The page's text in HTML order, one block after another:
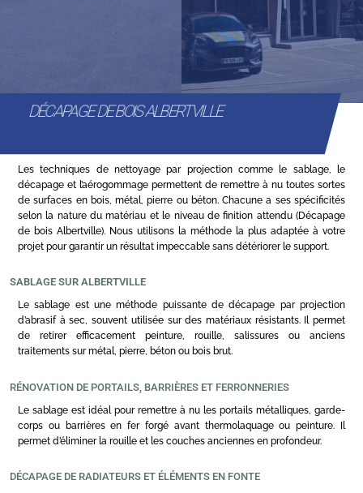
DÉCAPAGE DE BOIS ALBERTVILLE
Les techniques de nettoyage par projection comme le sablage, le
décapage et l’aérogommage permettent de remettre à nu toutes sortes
de surfaces en bois, métal, pierre ou béton. Chacune a ses spécificités
selon la nature du matériau et le niveau de finition attendu (Décapage
de bois Albertville). Nous utilisons la méthode la plus adaptée à votre
projet pour garantir un résultat impeccable sans détériorer le support.
SABLAGE SUR ALBERTVILLE
Le sablage est une méthode puissante de décapage par projection
d’abrasif à sec, souvent utilisée sur des matériaux résistants. Il permet
de retirer efficacement peinture, rouille, salissures ou anciens
traitements sur métal, pierre, béton ou bois brut.
RÉNOVATION DE PORTAILS, BARRIÈRES ET FERRONNERIES
Le sablage est idéal pour remettre à nu les portails métalliques, garde-
corps ou barrières en fer forgé avant thermolaquage ou peinture. Il
permet d’éliminer la rouille et les couches anciennes en profondeur.
DÉCAPAGE DE RADIATEURS ET ÉLÉMENTS EN FONTE